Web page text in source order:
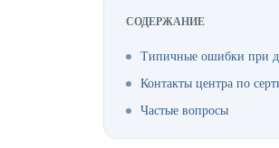
СОДЕРЖАНИЕ
Типичные ошибки при
Контакты центра по
Частые вопросы